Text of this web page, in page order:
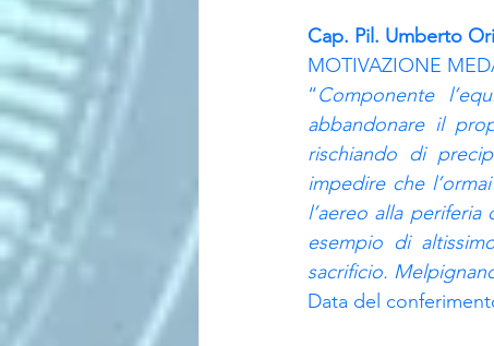
Cap. Pil. Umberto
MOTIVAZIONE
“Componente
abbandonare il
rischiando di
impedire che
l’aereo alla
esempio di
sacrificio.
Data del